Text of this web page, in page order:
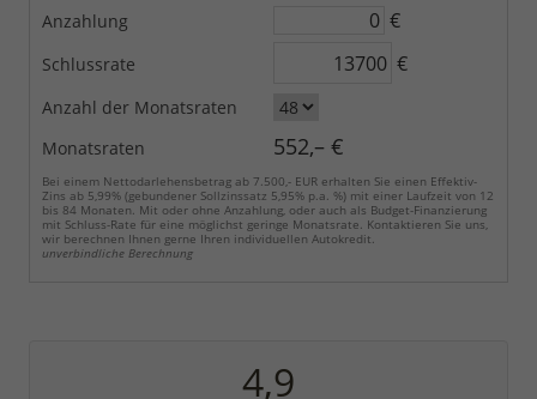
Anzahlung €
Schlussrate €
Anzahl der Monatsraten
Monatsraten
552,– €
Bei einem Nettodarlehensbetrag ab 7.500,- EUR erhalten Sie einen Effektiv-
Zins ab 5,99% (gebundener Sollzinssatz 5,95% p.a. %) mit einer Laufzeit von 12
bis 84 Monaten. Mit oder ohne Anzahlung, oder auch als Budget-Finanzierung
mit Schluss-Rate für eine möglichst geringe Monatsrate. Kontaktieren Sie uns,
wir berechnen Ihnen gerne Ihren individuellen Autokredit.
unverbindliche Berechnung
4,9